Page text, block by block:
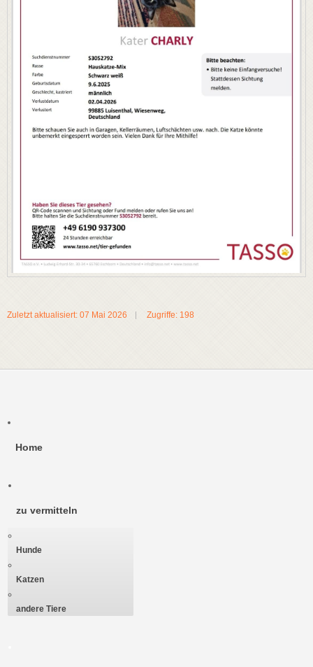
Zuletzt aktualisiert: 07 Mai 2026 Zugriffe: 198
Home
zu vermitteln
Hunde
Katzen
andere Tiere